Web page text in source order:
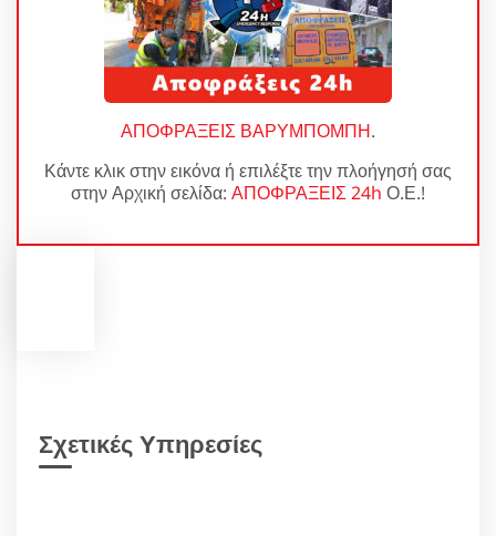
ΑΠΟΦΡΑΞΕΙΣ ΒΑΡΥΜΠΟΜΠΗ.
Κάντε κλικ στην εικόνα ή επιλέξτε την πλοήγησή σας
στην Αρχική σελίδα: ΑΠΟΦΡΑΞΕΙΣ 24h Ο.Ε.!
Σχετικές Υπηρεσίες